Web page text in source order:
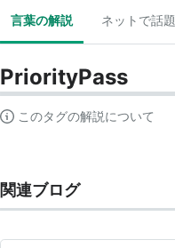
言葉の解説 ネットで話題
PriorityPass
このタグの解説について
関連ブログ